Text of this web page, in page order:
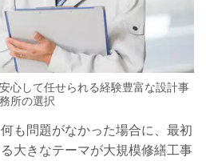
心して任せられる経験豊富な設計事
務所の選択
も問題がなかった場合に、最初
大きなテーマが大規模修繕工事